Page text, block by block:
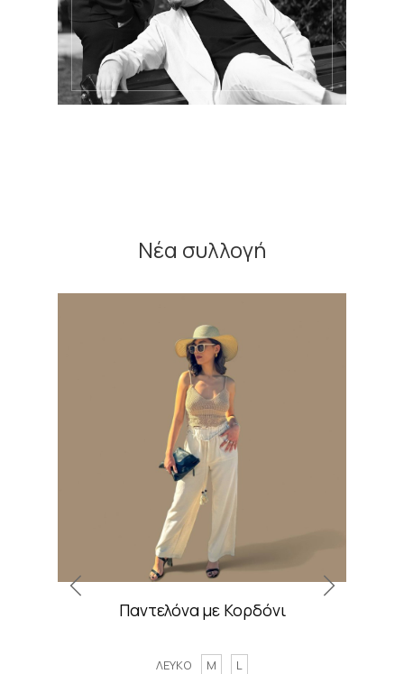
Νέα συλλογή
Παντελόνα με Κορδόνι
ΛΕΥΚΟ M L